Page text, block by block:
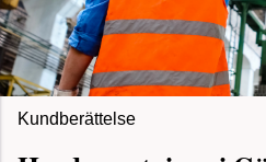
Kundberättelse